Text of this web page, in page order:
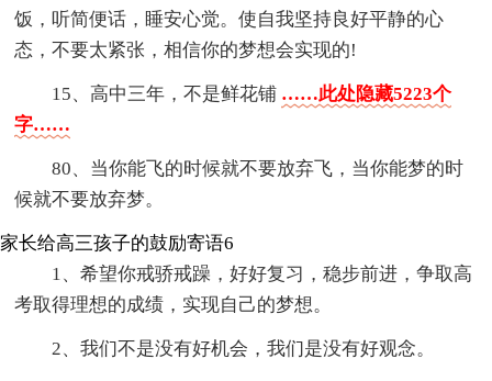
饭，听简便话，睡安心觉。使自我坚持良好平静的心
态，不要太紧张，相信你的梦想会实现的!
15、高中三年，不是鲜花铺 ……此处隐藏5223个
字……
80、当你能飞的时候就不要放弃飞，当你能梦的时
候就不要放弃梦。
家长给高三孩子的鼓励寄语6
1、希望你戒骄戒躁，好好复习，稳步前进，争取高
考取得理想的成绩，实现自己的梦想。
2、我们不是没有好机会，我们是没有好观念。